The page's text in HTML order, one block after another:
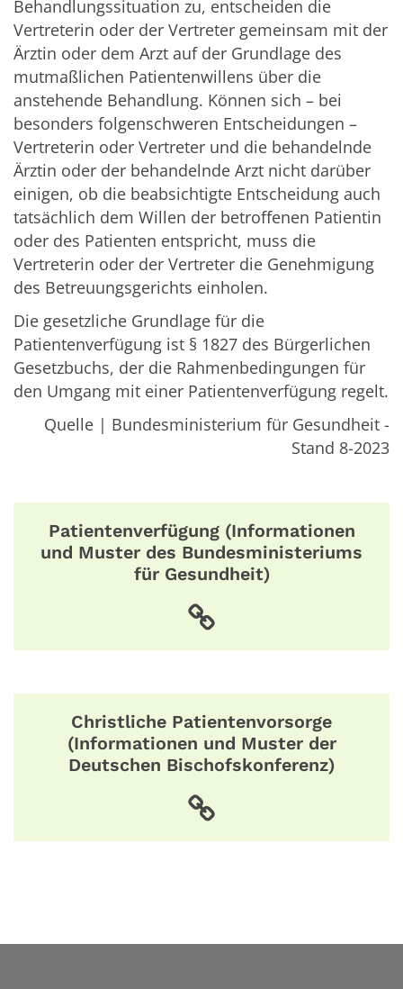
Behandlungssituation zu, entscheiden die
Vertreterin oder der Vertreter gemeinsam mit der
Ärztin oder dem Arzt auf der Grundlage des
mutmaßlichen Patientenwillens über die
anstehende Behandlung. Können sich – bei
besonders folgenschweren Entscheidungen –
Vertreterin oder Vertreter und die behandelnde
Ärztin oder der behandelnde Arzt nicht darüber
einigen, ob die beabsichtigte Entscheidung auch
tatsächlich dem Willen der betroffenen Patientin
oder des Patienten entspricht, muss die
Vertreterin oder der Vertreter die Genehmigung
des Betreuungsgerichts einholen.
Die gesetzliche Grundlage für die
Patientenverfügung ist § 1827 des Bürgerlichen
Gesetzbuchs, der die Rahmenbedingungen für
den Umgang mit einer Patientenverfügung regelt.
Quelle | Bundesministerium für Gesundheit -
Stand 8-2023
Patientenverfügung (Informationen
und Muster des Bundesministeriums
für Gesundheit)
Christliche Patientenvorsorge
(Informationen und Muster der
Deutschen Bischofskonferenz)